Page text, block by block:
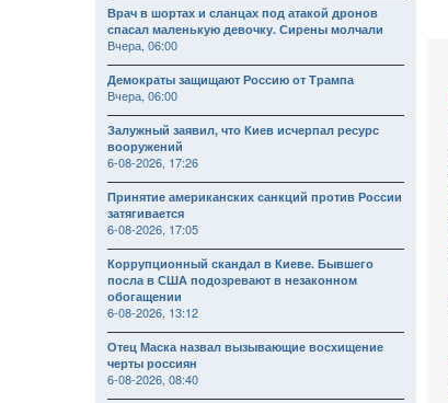
Врач в шортах и сланцах под атакой дронов
спасал маленькую девочку. Сирены молчали
Вчера, 06:00
Демократы защищают Россию от Трампа
Вчера, 06:00
Залужный заявил, что Киев исчерпал ресурс
вооружений
6-08-2026, 17:26
Принятие американских санкций против России
затягивается
6-08-2026, 17:05
Коррупционный скандал в Киеве. Бывшего
посла в США подозревают в незаконном
обогащении
6-08-2026, 13:12
Отец Маска назвал вызывающие восхищение
черты россиян
6-08-2026, 08:40